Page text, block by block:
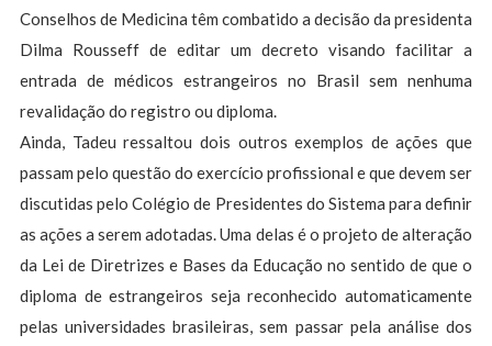
Conselhos de Medicina têm combatido a decisão da presidenta
Dilma Rousseff de editar um decreto visando facilitar a
entrada de médicos estrangeiros no Brasil sem nenhuma
revalidação do registro ou diploma.
Ainda, Tadeu ressaltou dois outros exemplos de ações que
passam pelo questão do exercício profissional e que devem ser
discutidas pelo Colégio de Presidentes do Sistema para definir
as ações a serem adotadas. Uma delas é o projeto de alteração
da Lei de Diretrizes e Bases da Educação no sentido de que o
diploma de estrangeiros seja reconhecido automaticamente
pelas universidades brasileiras, sem passar pela análise dos